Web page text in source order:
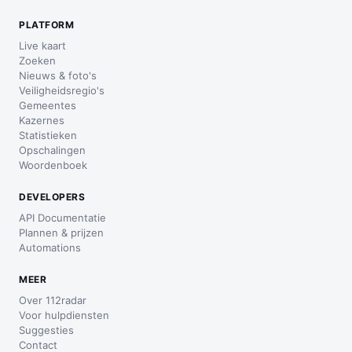
PLATFORM
Live kaart
Zoeken
Nieuws & foto's
Veiligheidsregio's
Gemeentes
Kazernes
Statistieken
Opschalingen
Woordenboek
DEVELOPERS
API Documentatie
Plannen & prijzen
Automations
MEER
Over 112radar
Voor hulpdiensten
Suggesties
Contact